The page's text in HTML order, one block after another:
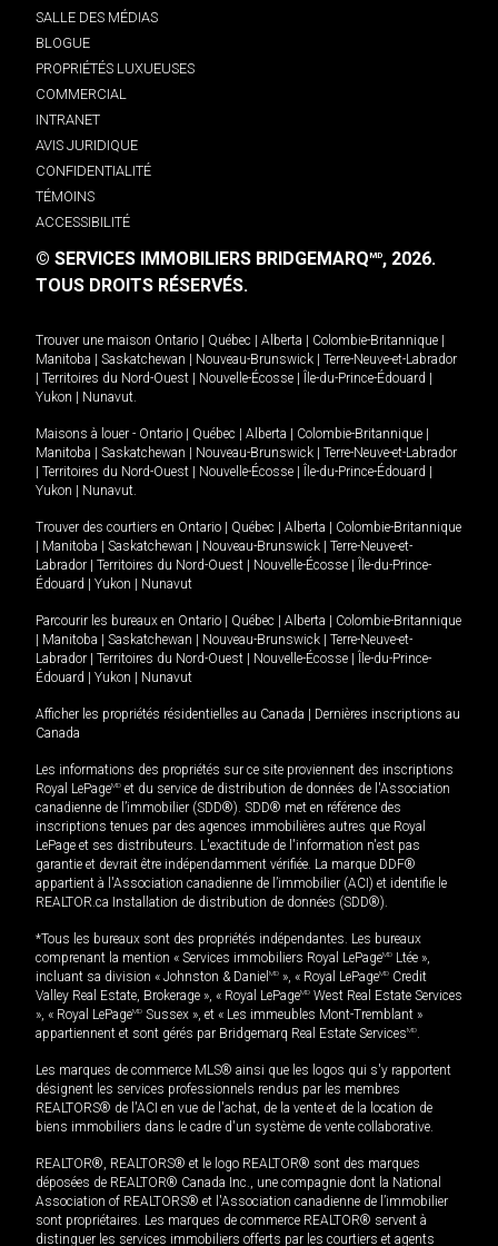
SALLE DES MÉDIAS
BLOGUE
PROPRIÉTÉS LUXUEUSES
COMMERCIAL
INTRANET
AVIS JURIDIQUE
CONFIDENTIALITÉ
TÉMOINS
ACCESSIBILITÉ
© SERVICES IMMOBILIERS BRIDGEMARQMD, 2026.
TOUS DROITS RÉSERVÉS.
Trouver une maison Ontario Québec Alberta Colombie-Britannique
Manitoba
Saskatchewan Nouveau-Brunswick
Terre-Neuve-et-Labrador
Territoires du Nord-Ouest Nouvelle-Écosse Île-du-Prince-Édouard
Yukon
Nunavut.
Maisons à louer - Ontario Québec Alberta Colombie-Britannique
Manitoba
Saskatchewan Nouveau-Brunswick
Terre-Neuve-et-Labrador
Territoires du Nord-Ouest Nouvelle-Écosse Île-du-Prince-Édouard
Yukon
Nunavut.
Trouver des courtiers en Ontario Québec Alberta
Colombie-Britannique
Manitoba Saskatchewan Nouveau-Brunswick
Terre-Neuve-et-
Labrador
Territoires du Nord-Ouest Nouvelle-Écosse
Île-du-Prince-
Édouard
Yukon Nunavut
Parcourir les bureaux en Ontario Québec Alberta
Colombie-Britannique
Manitoba Saskatchewan Nouveau-Brunswick
Terre-Neuve-et-
Labrador
Territoires du Nord-Ouest Nouvelle-Écosse
Île-du-Prince-
Édouard
Yukon Nunavut
Afficher les propriétés résidentielles au Canada
Dernières inscriptions au
Canada
Les informations des propriétés sur ce site proviennent des inscriptions
Royal LePageMD et du service de distribution de données de l'Association
canadienne de l’immobilier (SDD®). SDD® met en référence des
inscriptions tenues par des agences immobilières autres que Royal
LePage et ses distributeurs. L'exactitude de l'information n'est pas
garantie et devrait être indépendamment vérifiée. La marque DDF®
appartient à l'Association canadienne de l’immobilier (ACI) et identifie le
REALTOR.ca Installation de distribution de données (SDD®).
*Tous les bureaux sont des propriétés indépendantes. Les bureaux
comprenant la mention « Services immobiliers Royal LePageMD Ltée »,
incluant sa division « Johnston & Daniel MD », « Royal LePageMD Credit
Valley Real Estate, Brokerage », « Royal LePageMD West Real Estate Services
», « Royal LePageMD Sussex », et « Les immeubles Mont-Tremblant »
appartiennent et sont gérés par Bridgemarq Real Estate ServicesMD.
Les marques de commerce MLS® ainsi que les logos qui s'y rapportent
désignent les services professionnels rendus par les membres
REALTORS® de l'ACI en vue de l'achat, de la vente et de la location de
biens immobiliers dans le cadre d'un système de vente collaborative.
REALTOR®, REALTORS® et le logo REALTOR® sont des marques
déposées de REALTOR® Canada Inc., une compagnie dont la National
Association of REALTORS® et l'Association canadienne de l’immobilier
sont propriétaires. Les marques de commerce REALTOR® servent à
distinguer les services immobiliers offerts par les courtiers et agents